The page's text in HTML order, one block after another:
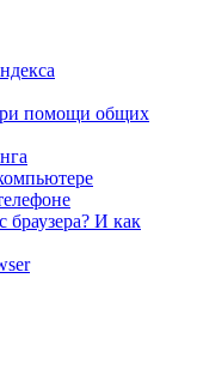
помощи общих
браузера? И как